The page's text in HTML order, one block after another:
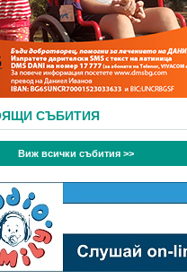
СЪБИТИЯ
Виж всички събития >>